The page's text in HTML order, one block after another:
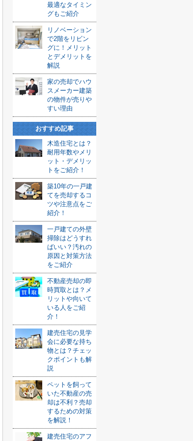
最適なタイミン
グもご紹介
リノベーション
で2階をリビン
グに！メリット
とデメリットを
解説
家の売却でハウ
スメーカー建築
の物件が売りや
すい理由
おすすめ記事
木造住宅とは？
耐用年数やメリ
ット・デメリッ
トをご紹介！
築10年の一戸建
てを売却するコ
ツや注意点をご
紹介！
一戸建ての外壁
掃除はどうすれ
ばいい？汚れの
原因と対策方法
をご紹介
不動産売却の即
時買取とは？メ
リットや向いて
いる人をご紹
介！
建売住宅の見学
会に必要な持ち
物とは？チェッ
クポイントも解
説
ペットを飼って
いた不動産の売
却は不利？売却
するための対策
を解説！
建売住宅のアフ